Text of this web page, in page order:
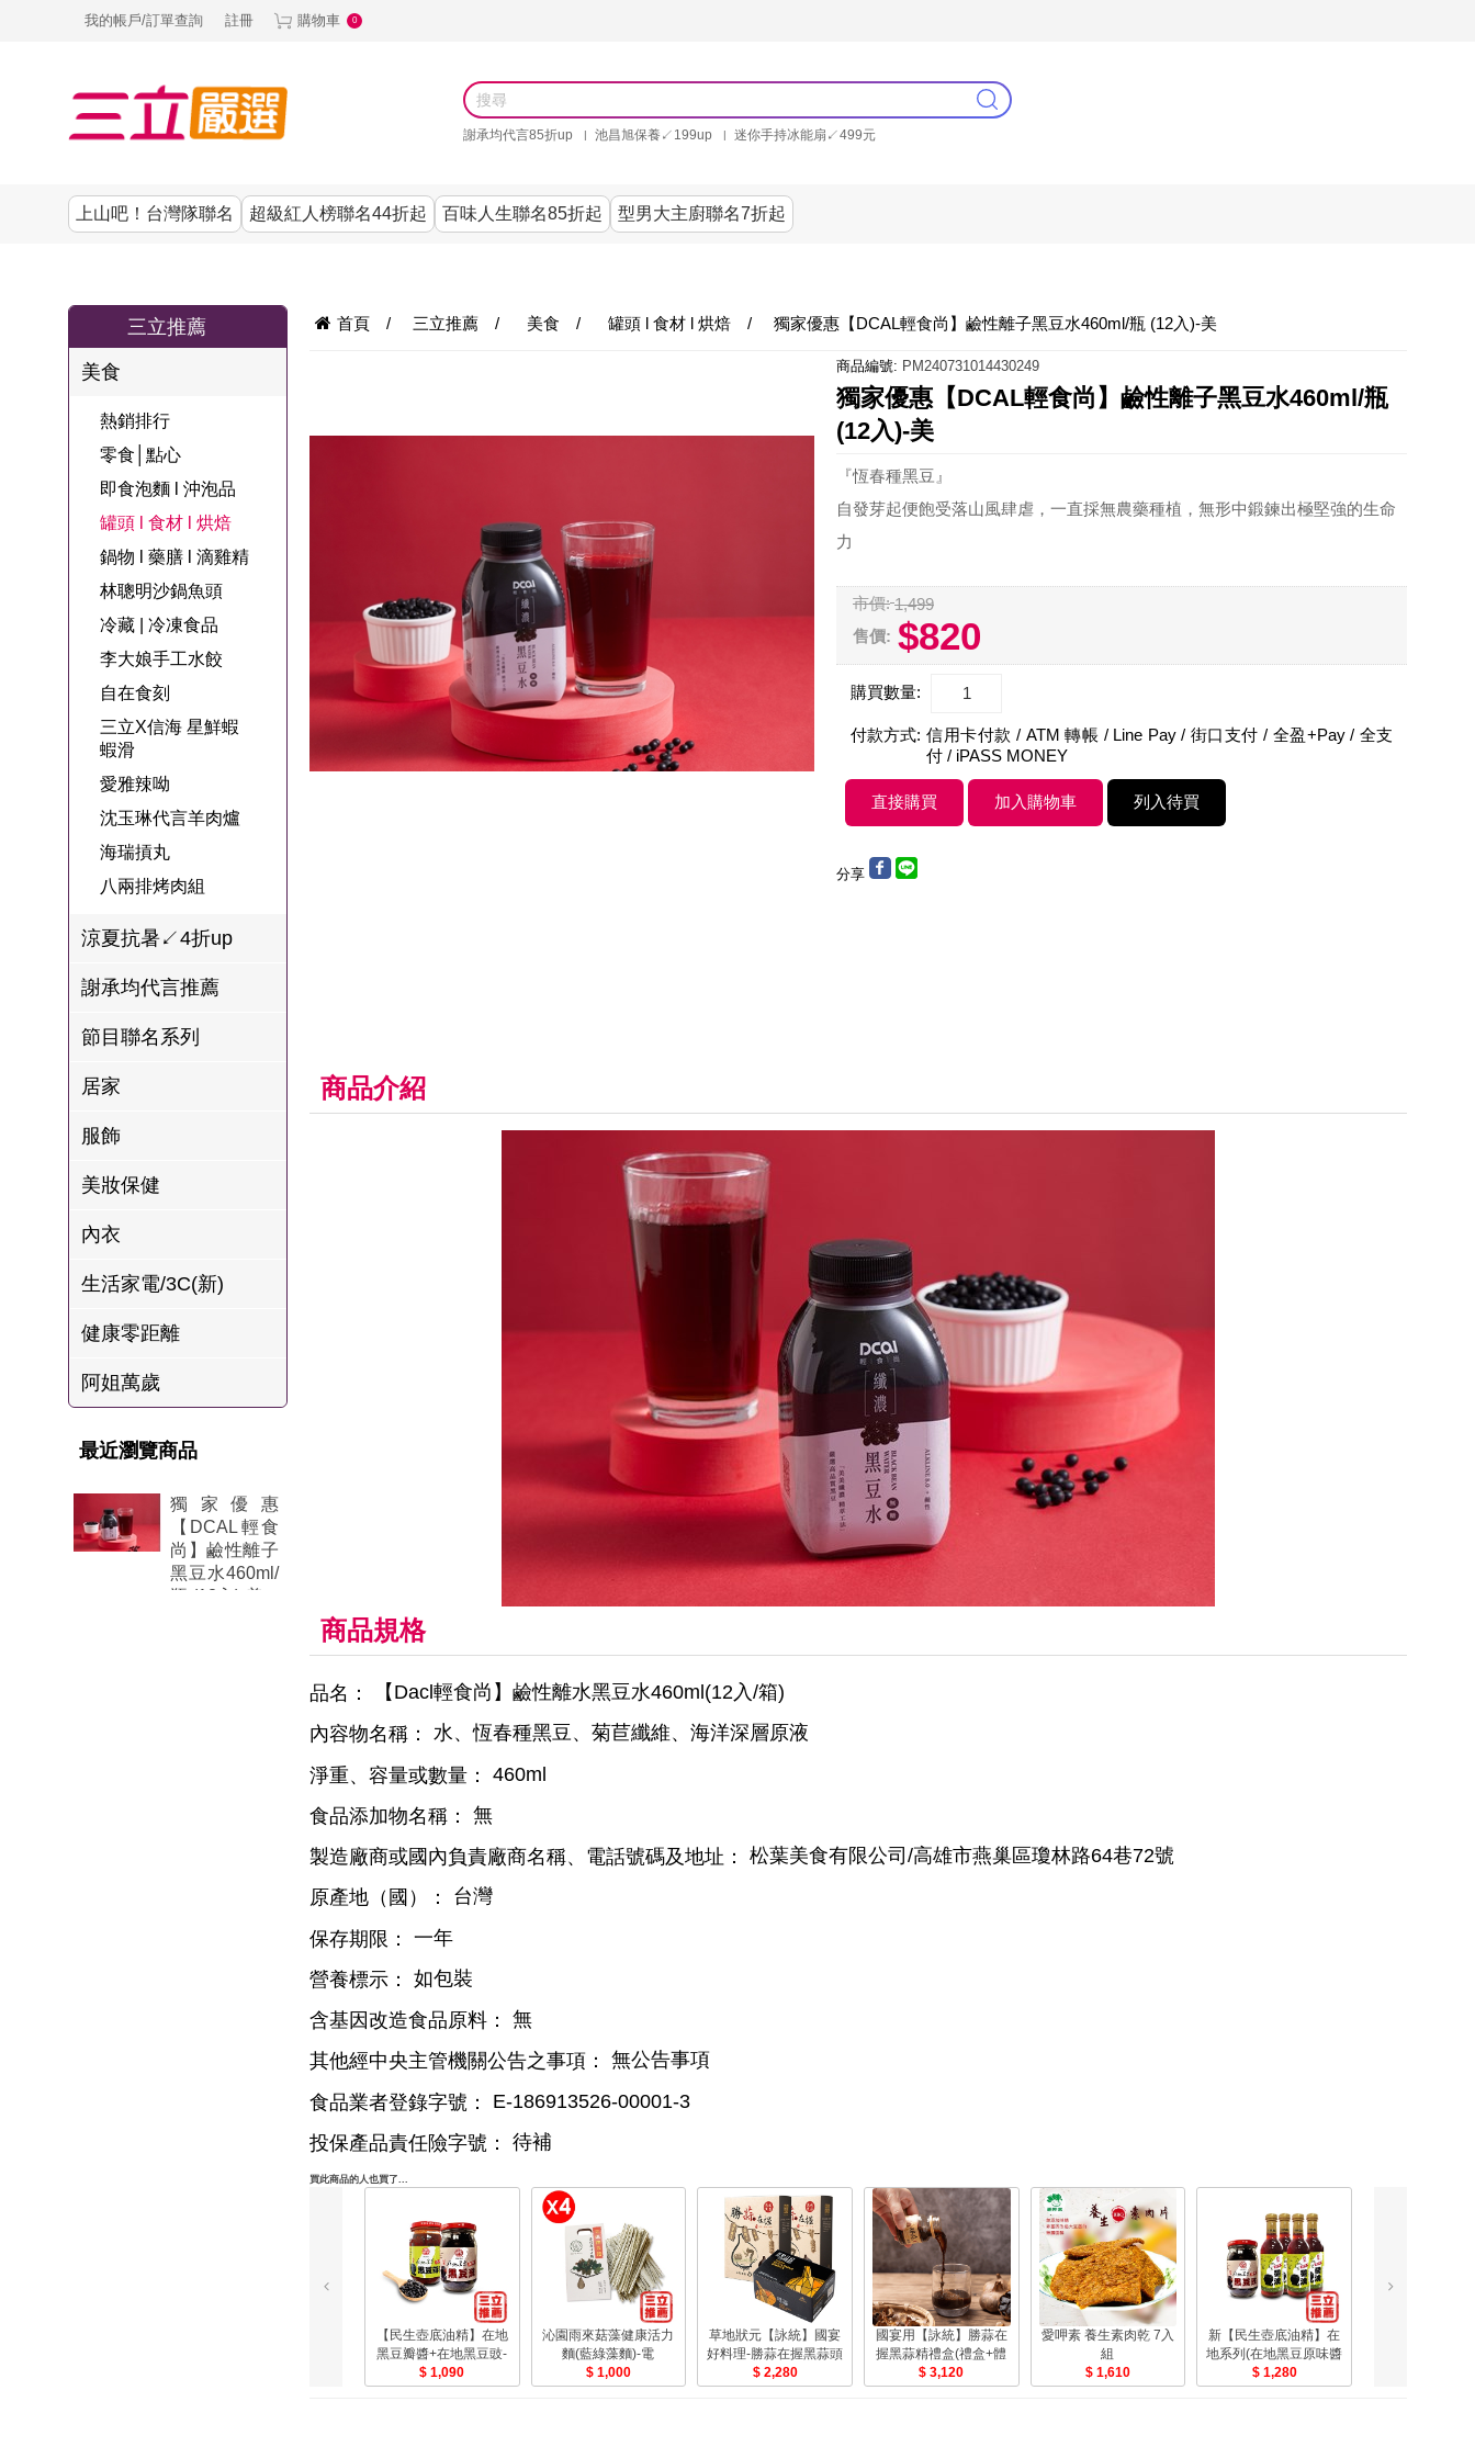
我的帳戶/訂單查詢 註冊 購物車 0
謝承均代言85折up 池昌旭保養↙199up
迷你手持冰能扇↙499元
上山吧！台灣隊聯名 超級紅人榜聯名44折起 百味人生聯名85折起 型男大主廚聯名7折起
古溜x五秀園
熱銷排行
夜聯名
超級紅人榜聯
名
百味人生戲劇
型男大主廚聯
名
節目聯名商品
推薦
熱銷排行
品
罐頭 l 食材 l 烘
焙
鍋物 l 藥膳 l 滴
雞精
林聰明沙鍋魚
冷藏 | 冷凍食品
李大娘手工水
餃
三立X信海 星
鮮蝦蝦滑
肉爐
海瑞摃丸
八兩排烤肉組
熱銷排行
清潔用品
寢具│床墊
宗教開運
ELVIS愛菲斯
Astonish英國潔
雨揚老師開運
金健康石墨烯
台塑生醫
熱銷排行
機能服飾
配件
PP波瑟楓妮品
牌館
養生|保健
池昌旭代言
Bello. U
OUR FAMILY
一家人
甘味人生
狀元堂牛樟芝
熱銷排行
女內褲
男內褲
NEONER
熱銷排行
美容專區
涼夏家電
3C
1MORE耳機
韓國
SKINASSET
甘味人生鍵力
肽↙85折
百味人生
三立推薦
美食
熱銷排行
零食│點心
即食泡麵 l 沖泡品
罐頭 l 食材 l 烘焙
鍋物 l 藥膳 l 滴雞精
林聰明沙鍋魚頭
冷藏 | 冷凍食品
李大娘手工水餃
自在食刻
三立X信海 星鮮蝦
蝦滑
愛雅辣呦
沈玉琳代言羊肉爐
海瑞摃丸
八兩排烤肉組
涼夏抗暑↙4折up
謝承均代言推薦
節目聯名系列
居家
服飾
美妝保健
內衣
生活家電/3C(新)
健康零距離
阿姐萬歲
最近瀏覽商品
獨家優惠
【DCAL輕食
尚】鹼性離子
黑豆水460ml/
瓶 (12入)-美
首頁 / 三立推薦 / 美食 / 罐頭 l 食材 l 烘焙 / 獨家優惠【DCAL輕食尚】鹼性離子黑豆水460ml/瓶 (12入)-美
商品編號: PM240731014430249
獨家優惠【DCAL輕食尚】鹼性離子黑豆水460ml/瓶
(12入)-美
『恆春種黑豆』
自發芽起便飽受落山風肆虐，一直採無農藥種植，無形中鍛鍊出極堅強的生命
力
市價: 1,499
售價: $820
購買數量:
付款方式: 信用卡付款 / ATM 轉帳 / Line Pay / 街口支付 / 全盈+Pay / 全支
付 / iPASS MONEY
分享
商品介紹
商品規格
品名：
【Dacl輕食尚】鹼性離水黑豆水460ml(12入/箱)
內容物名稱：
水、恆春種黑豆、菊苣纖維、海洋深層原液
淨重、容量或數量：
460ml
食品添加物名稱：
無
製造廠商或國內負責廠商名稱、電話號碼及地址：
松葉美食有限公司/高雄市燕巢區瓊林路64巷72號
原產地（國）：
台灣
保存期限：
一年
營養標示：
如包裝
含基因改造食品原料：
無
其他經中央主管機關公告之事項：
無公告事項
食品業者登錄字號：
E-186913526-00001-3
投保產品責任險字號：
待補
買此商品的人也買了...
【民生壺底油精】在地
黑豆瓣醬+在地黑豆豉-
電
1,090
沁園雨來菇藻健康活力
麵(藍綠藻麵)-電
1,000
草地狀元【詠統】國宴
好料理-勝蒜在握黑蒜頭
(澎湃組)
2,280
國宴用【詠統】勝蒜在
握黑蒜精禮盒(禮盒+體
驗)共36瓶-電
3,120
愛呷素 養生素肉乾 7入
組
1,610
新【民生壺底油精】在
地系列(在地黑豆原味醬
油+在地黑豆豉+在地黑
豆瓣醬)-電
1,280